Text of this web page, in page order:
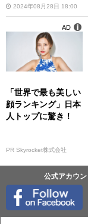
2024年08月28日 18:00
「世界で最も美しい
顔ランキング」日本
人トップに驚き！
PR Skyrocket株式会社
AD
公式アカウ